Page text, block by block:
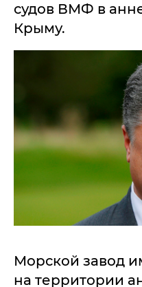
судов ВМФ в
Крыму.
Морской завод
на территории